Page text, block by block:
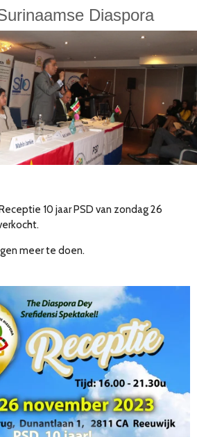
Diaspora
10 jaar PSD van zondag 26
meer te doen.